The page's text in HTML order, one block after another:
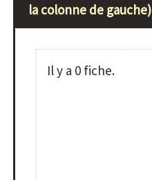
la colonne de gauche)